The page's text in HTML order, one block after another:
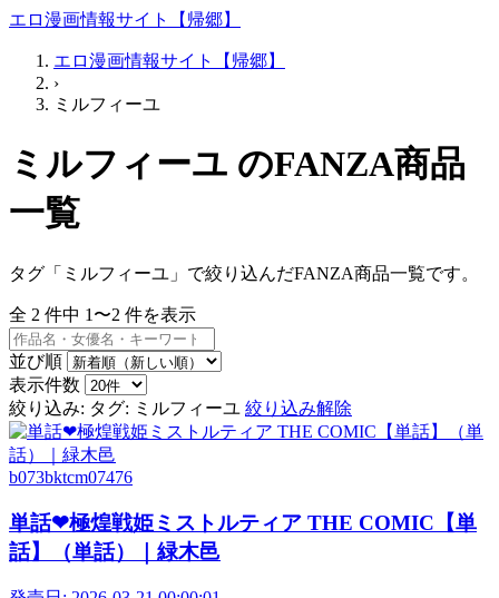
エロ漫画情報サイト【帰郷】
エロ漫画情報サイト【帰郷】
›
ミルフィーユ
ミルフィーユ のFANZA商品
一覧
タグ「ミルフィーユ」で絞り込んだFANZA商品一覧です。
全 2 件中 1〜2 件を表示
並び順
表示件数
絞り込み: タグ: ミルフィーユ 絞り込み解除
b073bktcm07476
単話❤極煌戦姫ミストルティア THE COMIC【単
話】（単話）｜緑木邑